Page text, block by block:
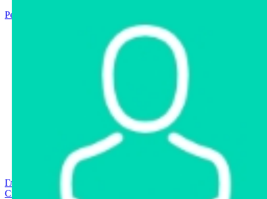
Регистрация
Интернет-магазин
Интернет-витрина
Арестованное имущество
Реестр несостоявшихся торгов
Реестр переоценок
Государственное имущество
Главная страница
Спецтехника
Другая